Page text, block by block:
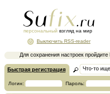
персональный взгляд на мир
Для сохранения настроек
Выключить RSS-reader
Быстрая регистрация
Логин: Пароль: